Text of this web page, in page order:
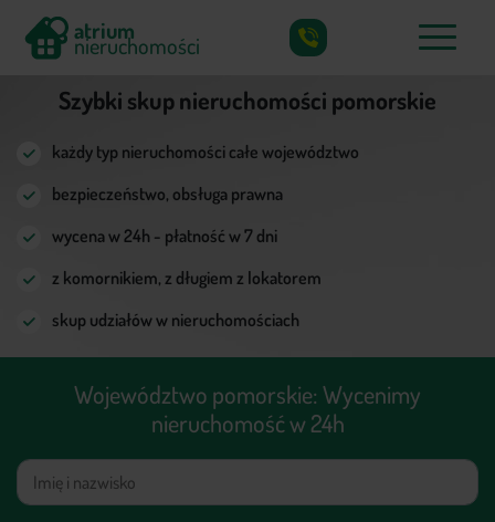
atrium
nieruchomości
Co skupujemy?
Częste pytania
Poradnik
Kontakt
+48 579 779 543
atrium
nieruchomości
Szybki skup nieruchomości pomorskie
każdy typ nieruchomości całe województwo
bezpieczeństwo, obsługa prawna
wycena w 24h - płatność w 7 dni
z komornikiem, z długiem z lokatorem
skup udziałów w nieruchomościach
Województwo pomorskie: Wycenimy
nieruchomość w 24h